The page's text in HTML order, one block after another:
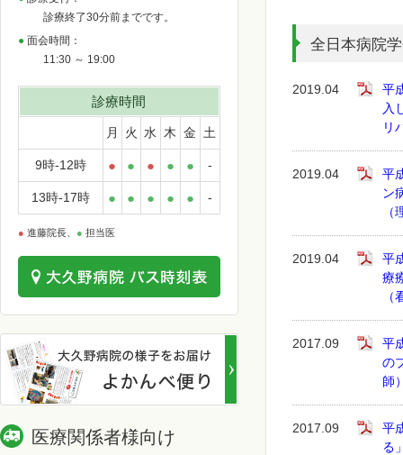
全日本病院
2019.04
平
入
リ
2019.04
平
ン
2019.04
平
療
（
2017.09
平
の
師
2017.09
平
る
診療終了30分前までです。
面会時間：
11:30 ～ 19:00
診療時間
月 火 水 木 金 土
9時-12時 ● ● ● ● ● -
13時-17時 ● ● ● ● ● -
● 進藤院長、 ● 担当医
医療関係者様向け